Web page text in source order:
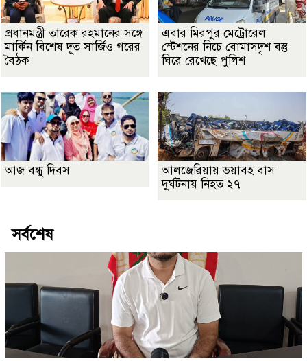
প্রধানমন্ত্রী তারেক রহমানের সঙ্গে
মার্কিন বিশেষ দূত সার্জিও গরের
বৈঠক
এবার মিরপুর মেট্রোরেল
স্টেশনের নিচে বোমাসদৃশ বস্তু
ঘিরে রেখেছে পুলিশ
আজ বন্ধু দিবস
আলজেরিয়ায় ভয়াবহ বাস
দুর্ঘটনায় নিহত ২৭
সর্বশেষ